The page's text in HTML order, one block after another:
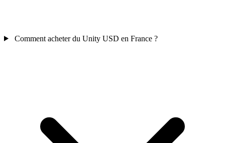
Comment acheter du Unity USD en France ?